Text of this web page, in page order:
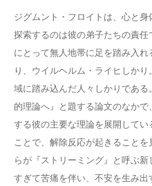
ジグムント・フロイトは、心と
探索するのは彼の弟子たちの責
にとって無人地帯に足を踏み入
り、ウイルヘルム・ライヒしか
域に踏み込んだ人々しかりであ
的理論へ』と題する論文のなか
する彼の主要な理論を展開して
ことで、解除反応が起きること
らが『ストリーミング』と呼ぶ
すぎて苦痛を伴い、不安を生み